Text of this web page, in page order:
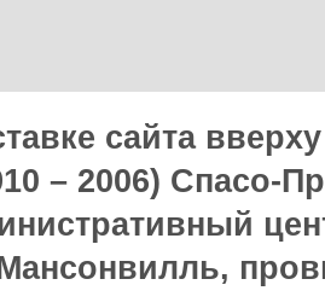
сайта
– 2006) Спасо-